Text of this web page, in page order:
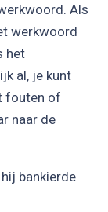
Als
werkwoord
het
al, je kunt
fouten of
naar de
bankierde